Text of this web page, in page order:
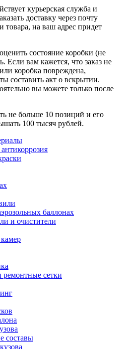
курьерская служба и
доставку через почту
на ваш адрес придет
состояние коробки (не
Если вам кажется, что заказ не
коробка повреждена,
составить акт о вскрытии.
вы можете только после
не больше 10 позиций и его
100 тысяч рублей.
баллонах
и очистители
ремонтные сетки
составы